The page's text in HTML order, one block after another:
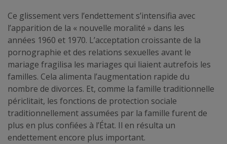
Ce glissement vers l’endettement s’intensifia avec
l’apparition de la « nouvelle moralité » dans les
années 1960 et 1970. L’acceptation croissante de la
pornographie et des relations sexuelles avant le
mariage fragilisa les mariages qui liaient autrefois les
familles. Cela alimenta l’augmentation rapide du
nombre de divorces. Et, comme la famille traditionnelle
périclitait, les fonctions de protection sociale
traditionnellement assumées par la famille furent de
plus en plus confiées à l’État. Il en résulta un
endettement encore plus important.